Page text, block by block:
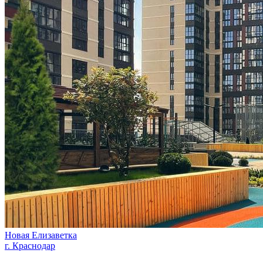
Новая Елизаветка
г. Краснодар